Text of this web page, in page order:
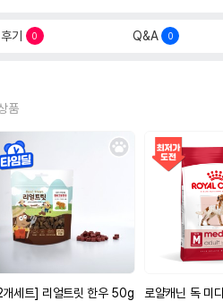
후기 0 Q&A 0
품
개세트] 리얼트릿 한우 50g
로얄캐닌 독 미